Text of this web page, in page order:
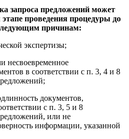
запроса предложений может
проведения процедуры до
причинам:
экспертизы;
несвоевременное
в соответствии с п. 3, 4 и 8
документов,
с п. 3, 5 и 8
или не
информации, указанной